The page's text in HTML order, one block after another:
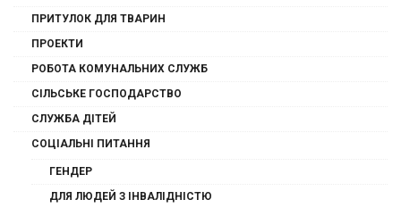
ПРИТУЛОК ДЛЯ ТВАРИН
ПРОЕКТИ
РОБОТА КОМУНАЛЬНИХ СЛУЖБ
СІЛЬСЬКЕ ГОСПОДАРСТВО
СЛУЖБА ДІТЕЙ
СОЦІАЛЬНІ ПИТАННЯ
ГЕНДЕР
ДЛЯ ЛЮДЕЙ З ІНВАЛІДНІСТЮ